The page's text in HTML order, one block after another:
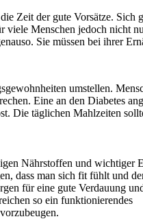
Zeit der gute Vorsätze. Sich
viele Menschen jedoch nicht
Sie müssen bei ihrer
umstellen.
Eine an den Diabetes
Die täglichen Mahlzeiten
Nährstoffen und wichtiger
dass man sich fit fühlt und
für eine gute Verdauung
so ein funktionierendes